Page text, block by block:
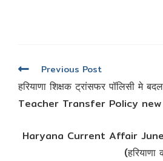
Read
more
articles
Previous Post
हरियाणा शिक्षक ट्रांसफर पॉलिसी मे
Teacher Transfer Policy
Haryana Current Affair